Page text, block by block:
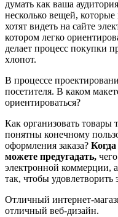
думать как ваша
несколько вещей,
хотят видеть на сайте
котором легко
делает процесс покупки
хлопот.
В процессе
посетителя. В каком
ориентироваться?
Как организовать
понятны конечному
оформления заказа?
можете предугадать,
электронной коммерции,
так, чтобы удовлетворить
Отличный интернет-
отличный веб-дизайн.